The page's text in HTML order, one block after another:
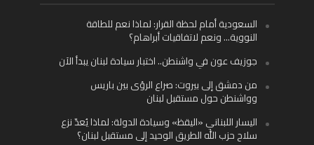
السعودية أمام لحظة القرار: لماذا نعم للطاقة
النووية… ونعم لاتفاقيات أبراهام؟
جوزيف عون في واشنطن.. اختبار سيادة لبنان يبدأ الآن
من دمشق إلى بيروت: صراع الرؤى بين باريس
وواشنطن حول مستقبل لبنان
اليسار اللبناني «اليقظ» وسيادة الدولة: لماذا يُعدّ نزع
سلاح حزب الله الطريق الوحيد إلى مستقبل لبنان؟